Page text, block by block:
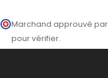
Marchand approuvé par
pour vérifier.